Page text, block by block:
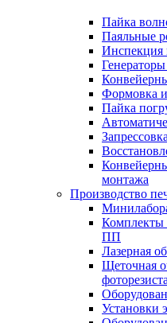
Системы
Пайка
Паяльные
Инспекция
Генераторы
Формовка
Пайка
монтажа
Производство
Комплекты
ПП
Лазерная
Щеточная
фоторезиста
Установки